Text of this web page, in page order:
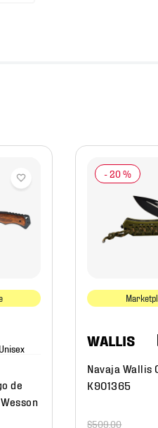
de
- 20 %
WALLIS
Navaja Wallis
K901365
$509.00